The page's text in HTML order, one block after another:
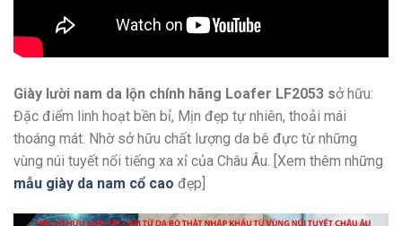
Giày lười nam da lộn chính hãng Loafer LF2053 sở hữu:
Đặc điểm linh hoạt bền bỉ, Mịn đẹp tự nhiên, thoải mái
thoáng mát. Nhờ sở hữu chất lượng da bê đực từ những
vùng núi tuyết nổi tiếng xa xỉ của Châu Âu. [Xem thêm những
mẫu giày da nam cổ cao đẹp]